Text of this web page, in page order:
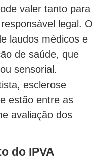
valer tanto para
legal. O
laudos médicos e
de saúde, que
sensorial.
esclerose
estão entre as
avaliação dos
do IPVA